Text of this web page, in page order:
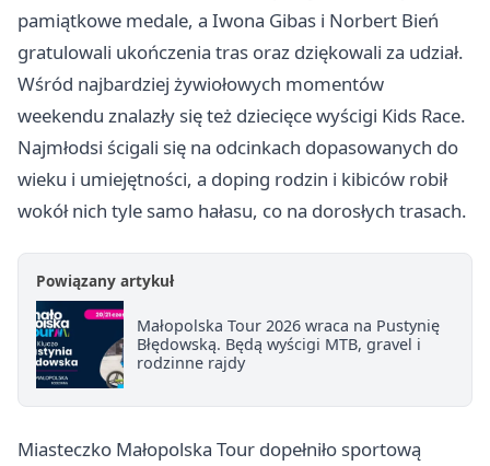
pamiątkowe medale, a Iwona Gibas i Norbert Bień
gratulowali ukończenia tras oraz dziękowali za udział.
Wśród najbardziej żywiołowych momentów
weekendu znalazły się też dziecięce wyścigi Kids Race.
Najmłodsi ścigali się na odcinkach dopasowanych do
wieku i umiejętności, a doping rodzin i kibiców robił
wokół nich tyle samo hałasu, co na dorosłych trasach.
Powiązany artykuł
Małopolska Tour 2026 wraca na Pustynię
Błędowską. Będą wyścigi MTB, gravel i
rodzinne rajdy
Miasteczko Małopolska Tour dopełniło sportową